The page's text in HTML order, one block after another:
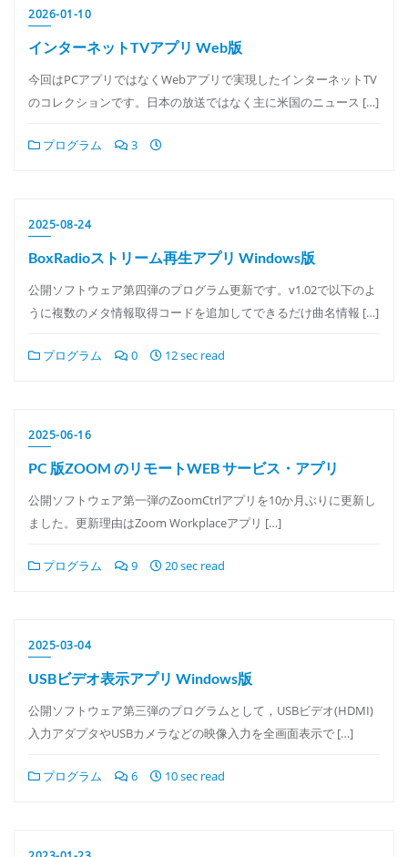
2026-01-10
インターネットTVアプリ Web版
今回はPCアプリではなくWebアプリで実現したインターネットTV
のコレクションです。日本の放送ではなく主に米国のニュース […]
プログラム 3
2025-08-24
BoxRadioストリーム再生アプリ Windows版
公開ソフトウェア第四弾のプログラム更新です。v1.02で以下のよ
うに複数のメタ情報取得コードを追加してできるだけ曲名情報 […]
プログラム 0 12 sec read
2025-06-16
PC 版ZOOM のリモートWEB サービス・アプリ
公開ソフトウェア第一弾のZoomCtrlアプリを10か月ぶりに更新し
ました。更新理由はZoom Workplaceアプリ […]
プログラム 9 20 sec read
2025-03-04
USBビデオ表示アプリ Windows版
公開ソフトウェア第三弾のプログラムとして，USBビデオ(HDMI)
入力アダプタやUSBカメラなどの映像入力を全画面表示で […]
プログラム 6 10 sec read